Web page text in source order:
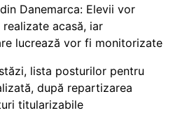
Danemarca: Elevii vor
acasă, iar
lucrează vor fi monitorizate
lista posturilor pentru
după repartizarea
titularizabile